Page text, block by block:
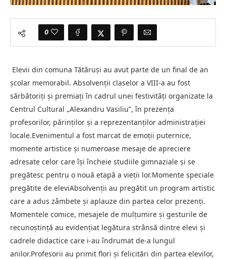
0
Elevii din comuna Tătăruși au avut parte de un final de an
școlar memorabil. Absolvenții claselor a VIII-a au fost
sărbătoriți și premiați în cadrul unei festivități organizate la
Centrul Cultural „Alexandru Vasiliu”, în prezența
profesorilor, părinților și a reprezentanților administrației
locale.Evenimentul a fost marcat de emoții puternice,
momente artistice și numeroase mesaje de apreciere
adresate celor care își încheie studiile gimnaziale și se
pregătesc pentru o nouă etapă a vieții lor.Momente speciale
pregătite de eleviAbsolvenții au pregătit un program artistic
care a adus zâmbete și aplauze din partea celor prezenți.
Momentele comice, mesajele de mulțumire și gesturile de
recunoștință au evidențiat legătura strânsă dintre elevi și
cadrele didactice care i-au îndrumat de-a lungul
anilor.Profesorii au primit flori și felicitări din partea elevilor,